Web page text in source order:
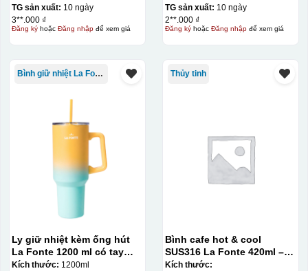
TG sản xuất: 10 ngày
3**.000 ₫
Đăng kýhoặc Đăng nhậpđể xem giá
TG sản xuất: 10 ngày
2**.000 ₫
Đăng kýhoặc Đăng nhậpđể xem giá
Bình giữ nhiệt La Fonte
Ly giữ nhiệt kèm ống hút
La Fonte 1200 ml có tay
cầm – 012317
Kích thước: 1200ml
Thủy tinh
Bình cafe hot & cool
SUS316 La Fonte 420ml –
012775
Kích thước: